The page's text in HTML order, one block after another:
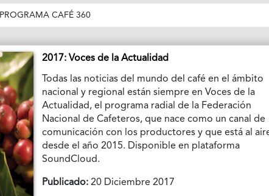
PROGRAMA CAFÉ 360
2017: Voces de la Actualidad
Todas las noticias del mundo del café en el ámbito
nacional y regional están siempre en Voces de la
Actualidad, el programa radial de la Federación
Nacional de Cafeteros, que nace como un canal de
comunicación con los productores y que está al
desde el año 2015. Disponible en plataforma
SoundCloud.
Publicado: 20 Diciembre 2017